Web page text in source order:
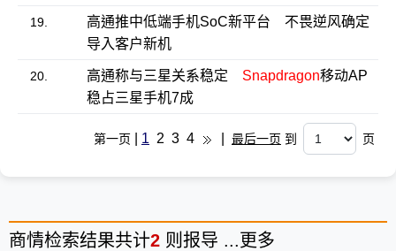
19.
高通推中低端手机SoC新平台 不畏逆风确定
导入客户新机
20. 高通称与三星关系稳定 Snapdragon移动AP
稳占三星手机7成
第一页 1 2 3 4 最后一页 到 页
商情检索结果共计2 则报导 ... 更多